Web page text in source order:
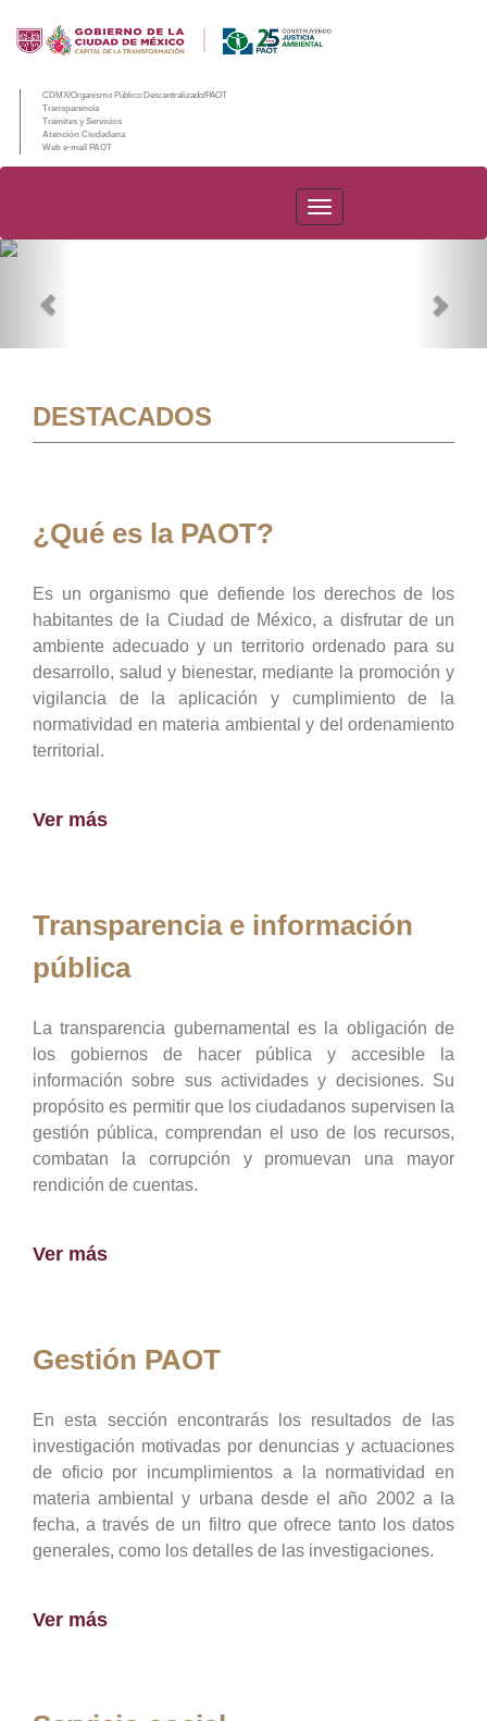
CDMX/Organismo Público Descentralizado/PAOT
Transparencia
Trámites y Servicios
Atención Ciudadana
Web e-mail PAOT
PAOT
DESTACADOS
¿Qué es la PAOT?
Es un organismo que defiende los derechos de los
habitantes de la Ciudad de México, a disfrutar de un
ambiente adecuado y un territorio ordenado para su
desarrollo, salud y bienestar, mediante la promoción y
vigilancia de la aplicación y cumplimiento de la
normatividad en materia ambiental y del ordenamiento
territorial.
Ver más
Transparencia e información
pública
La transparencia gubernamental es la obligación de
los gobiernos de hacer pública y accesible la
información sobre sus actividades y decisiones. Su
propósito es permitir que los ciudadanos supervisen la
gestión pública, comprendan el uso de los recursos,
combatan la corrupción y promuevan una mayor
rendición de cuentas.
Ver más
Gestión PAOT
En esta sección encontrarás los resultados de las
investigación motivadas por denuncias y actuaciones
de oficio por incumplimientos a la normatividad en
materia ambiental y urbana desde el año 2002 a la
fecha, a través de un filtro que ofrece tanto los datos
generales, como los detalles de las investigaciones.
Ver más